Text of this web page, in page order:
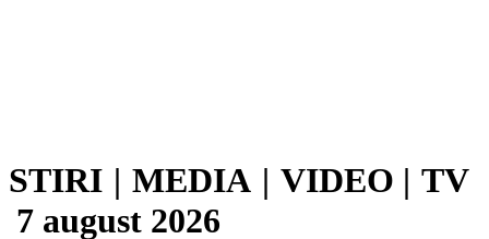
STIRI | MEDIA | VIDEO | TV
7 august 2026